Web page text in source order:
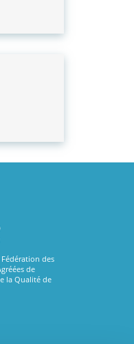
des
de
la Qualité de